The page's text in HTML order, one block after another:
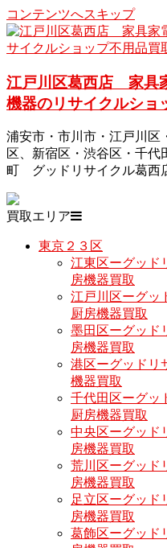
コンテンツへスキップ
江戸川区葛西店 家具
機器のリサイクルショ
浦安市・市川市・江戸川区
区、新宿区・渋谷区・千
町 グッドリサイクル葛
買取エリア
東京２３区
江東区ーグッド
房機器買取
江戸川区ーグッ
厨房機器買取
墨田区ーグッド
房機器買取
港区ーグッドリ
機器買取
千代田区ーグッ
厨房機器買取
中央区ーグッド
房機器買取
荒川区ーグッド
房機器買取
足立区ーグッド
房機器買取
葛飾区ーグッド